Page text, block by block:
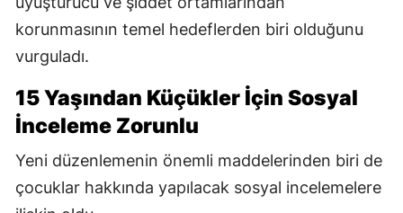
korunmasının temel hedeflerden biri olduğunu
vurguladı.
15 Yaşından Küçükler İçin Sosyal
İnceleme Zorunlu
Yeni düzenlemenin önemli maddelerinden biri de
çocuklar hakkında yapılacak sosyal incelemelere